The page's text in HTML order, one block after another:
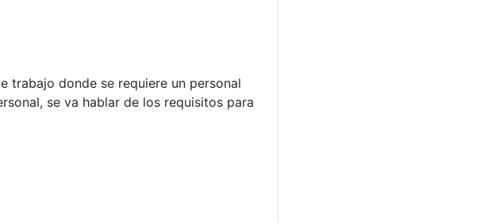
trabajo donde se requiere un personal
se va hablar de los requisitos para